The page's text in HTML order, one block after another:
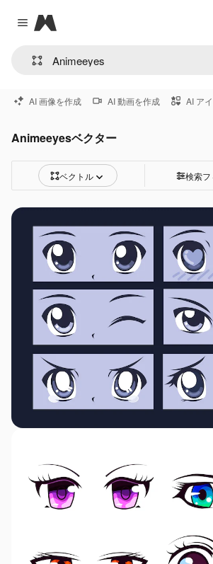
Close menu
Magnific
AI 画像を作成 AI 動画を作成 AI ア
Animeeyesベクター
ベクトル 検索